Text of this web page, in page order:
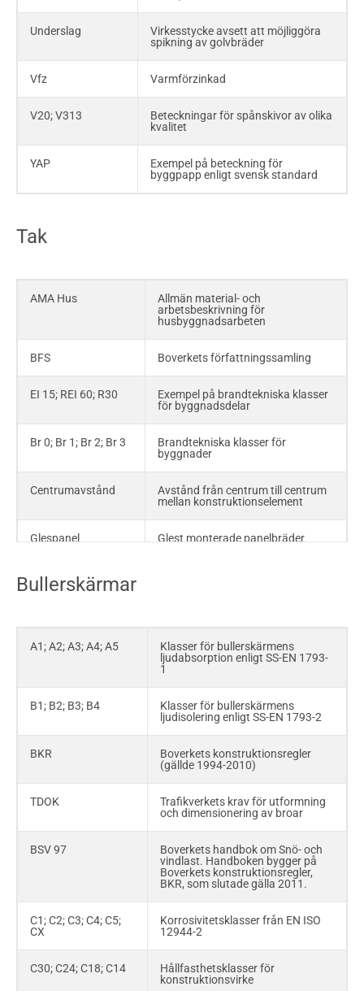
Underslag
Virkesstycke avsett att möjliggöra
spikning av golvbräder
Vfz Varmförzinkad
V20; V313
Beteckningar för spånskivor av olika
kvalitet
YAP
Exempel på beteckning för
byggpapp enligt svensk standard
Tak
AMA Hus
Allmän material- och
arbetsbeskrivning för
husbyggnadsarbeten
BFS Boverkets författningssamling
EI 15; REI 60; R30
Exempel på brandtekniska klasser
för byggnadsdelar
Br 0; Br 1; Br 2; Br 3
Brandtekniska klasser för
byggnader
Centrumavstånd
Avstånd från centrum till centrum
mellan konstruktionselement
Glespanel
Glest monterade panelbräder
C30; C24; C18; C14
Hållfasthetsklasser för
konstruktionsvirke
GL28cs; GL28hs
enligt SS-EN 14080:2013
övriga sidor hyvlade
Spontat virke med en rillad sida
trävaror i Europa
Bullerskärmar
A1; A2; A3; A4; A5
Klasser för bullerskärmens
ljudabsorption enligt SS-EN 1793-
1
B1; B2; B3; B4
Klasser för bullerskärmens
ljudisolering enligt SS-EN 1793-2
BKR
Boverkets konstruktionsregler
(gällde 1994-2010)
TDOK
Trafikverkets krav för utformning
och dimensionering av broar
BSV 97
Boverkets handbok om Snö- och
vindlast. Handboken bygger på
Boverkets konstruktionsregler,
BKR, som slutade gälla 2011.
C1; C2; C3; C4; C5;
CX
Korrosivitetsklasser från EN ISO
12944-2
C30; C24; C18; C14
Hållfasthetsklasser för
konstruktionsvirke